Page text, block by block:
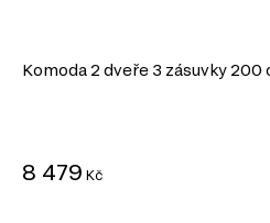
Komoda 2 dveře 3 zásuvky
8 479 Kč